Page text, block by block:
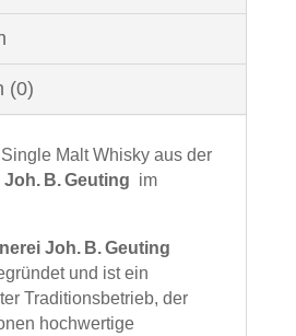
(0)
Malt Whisky aus der
Joh. B. Geuting im
Joh. B. Geuting
und ist ein
Traditionsbetrieb, der
hochwertige